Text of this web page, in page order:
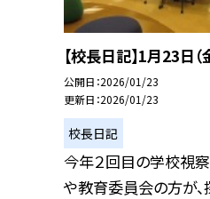
【校長日記】1月23日
公開日 2026/01/23
更新日 2026/01/23
校長日記
今年２回目の学校視
や教育委員会の方が